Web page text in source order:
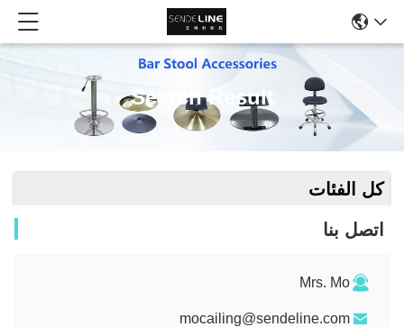
Search Result
كل الفئات
اتصل بنا
Mrs. Mo
mocailing@sendeline.com